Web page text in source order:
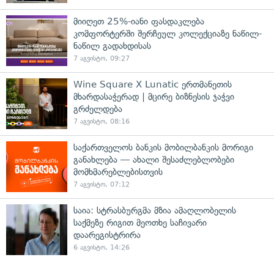
მიიღეთ 25%-იანი ფასდაკლება
კომფორტერში შერჩეულ კოლექციაზე ნაწილ-
ნაწილ გადახდისას
7 აგვისტო, 09:27
Wine Square X Lunatic ერთმანეთის
მხარდასაჭერად | მცირე ბიზნესის ჯაჭვი
გრძელდება
7 აგვისტო, 08:16
საქართველოს ბანკის მობილბანკის მორიგი
განახლება — ახალი შესაძლებლობები
მომხმარებლებისთვის
7 აგვისტო, 07:12
საია: სტრასბურგმა მზია ამაღლობელის
საქმეზე რიგით მეოთხე საჩივარი
დაარეგისტრირა
6 აგვისტო, 14:26